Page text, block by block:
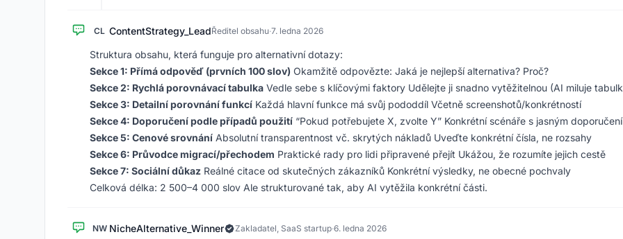
CL ContentStrategy_LeadŘeditel obsahu·7. ledna 2026
Struktura obsahu, která funguje pro alternativní dotazy:
Sekce 1: Přímá odpověď (prvních 100 slov) Okamžitě odpovězte: Jaká je nejlepší alternativa? Proč?
Sekce 2: Rychlá porovnávací tabulka Vedle sebe s klíčovými faktory Udělejte ji snadno vytěžitelnou (AI miluje
Sekce 3: Detailní porovnání funkcí Každá hlavní funkce má svůj pododdíl Včetně screenshotů/konkrétností
Sekce 4: Doporučení podle případů použití “Pokud potřebujete X, zvolte Y” Konkrétní scénáře s jasným
Sekce 5: Cenové srovnání Absolutní transparentnost vč. skrytých nákladů Uveďte konkrétní čísla, ne rozsahy
Sekce 6: Průvodce migrací/přechodem Praktické rady pro lidi připravené přejít Ukážou, že rozumíte jejich cestě
Sekce 7: Sociální důkaz Reálné citace od skutečných zákazníků Konkrétní výsledky, ne obecné pochvaly
Celková délka: 2 500–4 000 slov Ale strukturované tak, aby AI vytěžila konkrétní části.
NW NicheAlternative_Winner Zakladatel, SaaS startup·6. ledna 2026